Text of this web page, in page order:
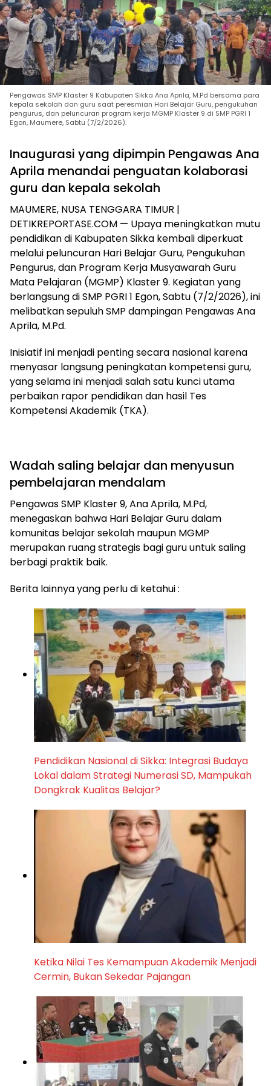
Pengawas SMP Klaster 9 Kabupaten Sikka Ana Aprila, M.Pd bersama para
kepala sekolah dan guru saat peresmian Hari Belajar Guru, pengukuhan
pengurus, dan peluncuran program kerja MGMP Klaster 9 di SMP PGRI 1
Egon, Maumere, Sabtu (7/2/2026).
Inaugurasi yang dipimpin Pengawas Ana
Aprila menandai penguatan kolaborasi
guru dan kepala sekolah
MAUMERE, NUSA TENGGARA TIMUR |
DETIKREPORTASE.COM — Upaya meningkatkan mutu
pendidikan di Kabupaten Sikka kembali diperkuat
melalui peluncuran Hari Belajar Guru, Pengukuhan
Pengurus, dan Program Kerja Musyawarah Guru
Mata Pelajaran (MGMP) Klaster 9. Kegiatan yang
berlangsung di SMP PGRI 1 Egon, Sabtu (7/2/2026), ini
melibatkan sepuluh SMP dampingan Pengawas Ana
Aprila, M.Pd.
Inisiatif ini menjadi penting secara nasional karena
menyasar langsung peningkatan kompetensi guru,
yang selama ini menjadi salah satu kunci utama
perbaikan rapor pendidikan dan hasil Tes
Kompetensi Akademik (TKA).
Wadah saling belajar dan menyusun
pembelajaran mendalam
Pengawas SMP Klaster 9, Ana Aprila, M.Pd,
menegaskan bahwa Hari Belajar Guru dalam
komunitas belajar sekolah maupun MGMP
merupakan ruang strategis bagi guru untuk saling
berbagi praktik baik.
Berita lainnya yang perlu di ketahui :
Pendidikan Nasional di Sikka: Integrasi Budaya
Lokal dalam Strategi Numerasi SD, Mampukah
Dongkrak Kualitas Belajar?
Ketika Nilai Tes Kemampuan Akademik Menjadi
Cermin, Bukan Sekedar Pajangan